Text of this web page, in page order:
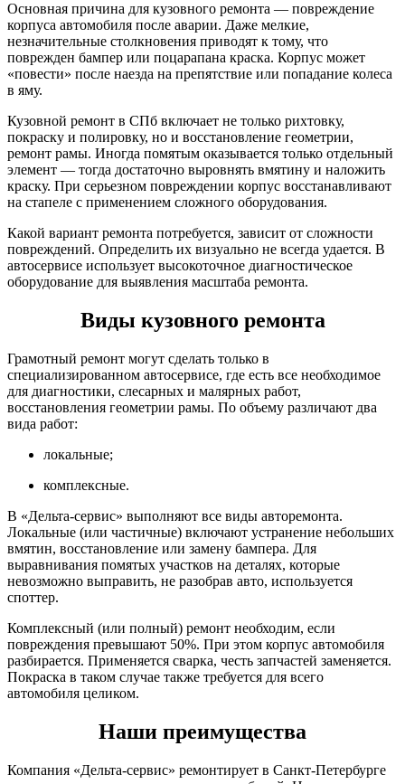
Основная причина для кузовного ремонта — повреждение
корпуса автомобиля после аварии. Даже мелкие,
незначительные столкновения приводят к тому, что
поврежден бампер или поцарапана краска. Корпус может
«повести» после наезда на препятствие или попадание колеса
в яму.
Кузовной ремонт в СПб включает не только рихтовку,
покраску и полировку, но и восстановление геометрии,
ремонт рамы. Иногда помятым оказывается только отдельный
элемент — тогда достаточно выровнять вмятину и наложить
краску. При серьезном повреждении корпус восстанавливают
на стапеле с применением сложного оборудования.
Какой вариант ремонта потребуется, зависит от сложности
повреждений. Определить их визуально не всегда удается. В
автосервисе использует высокоточное диагностическое
оборудование для выявления масштаба ремонта.
Виды кузовного ремонта
Грамотный ремонт могут сделать только в
специализированном автосервисе, где есть все необходимое
для диагностики, слесарных и малярных работ,
восстановления геометрии рамы. По объему различают два
вида работ:
локальные;
комплексные.
В «Дельта-сервис» выполняют все виды авторемонта.
Локальные (или частичные) включают устранение небольших
вмятин, восстановление или замену бампера. Для
выравнивания помятых участков на деталях, которые
невозможно выправить, не разобрав авто, используется
споттер.
Комплексный (или полный) ремонт необходим, если
повреждения превышают 50%. При этом корпус автомобиля
разбирается. Применяется сварка, честь запчастей заменяется.
Покраска в таком случае также требуется для всего
автомобиля целиком.
Наши преимущества
Компания «Дельта-сервис» ремонтирует в Санкт-Петербурге